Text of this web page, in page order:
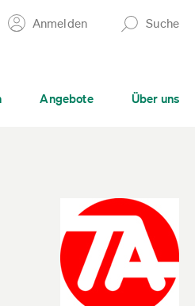
Anmelden Suche
Angebote Über uns